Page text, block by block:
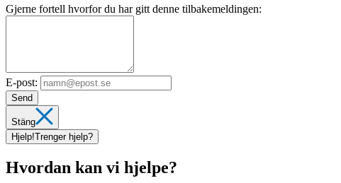
Gjerne fortell hvorfor du har gitt denne tilbakemeldingen:
E-post:
Send
Stäng
Hjelp!Trenger hjelp?
Hvordan kan vi hjelpe?